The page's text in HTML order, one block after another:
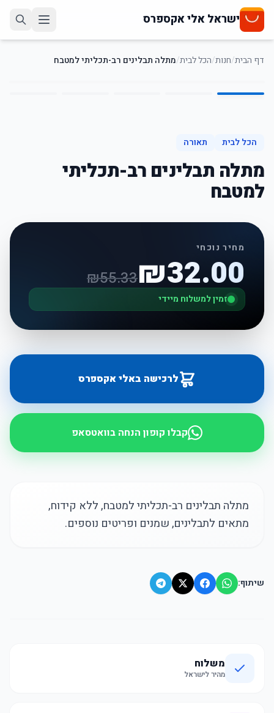
ישראל אלי אקספרס
דף הבית/חנות/הכל לבית/מתלה תבלינים רב-תכליתי למטבח
1
/
5
הכל לבית תאורה
מתלה תבלינים רב-תכליתי
למטבח
מחיר נוכחי
₪32.00
₪55.33
זמין למשלוח מיידי
לרכישה באלי אקספרס
קבלו קופון הנחה בוואטסאפ
מתלה תבלינים רב-תכליתי למטבח, ללא קידוח,
מתאים לתבלינים, שמנים ופריטים נוספים.
שיתוף:
משלוח
מהיר לישראל